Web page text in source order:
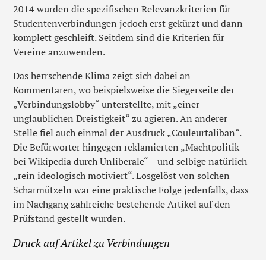
2014 wurden die spezifischen Relevanzkriterien für
Studentenverbindungen jedoch erst gekürzt und dann
komplett geschleift. Seitdem sind die Kriterien für
Vereine anzuwenden.
Das herrschende Klima zeigt sich dabei an
Kommentaren, wo beispielsweise die Siegerseite der
„Verbindungslobby“ unterstellte, mit „einer
unglaublichen Dreistigkeit“ zu agieren. An anderer
Stelle fiel auch einmal der Ausdruck „Couleurtaliban“.
Die Befürworter hingegen reklamierten „Machtpolitik
bei Wikipedia durch Unliberale“ – und selbige natürlich
„rein ideologisch motiviert“. Losgelöst von solchen
Scharmützeln war eine praktische Folge jedenfalls, dass
im Nachgang zahlreiche bestehende Artikel auf den
Prüfstand gestellt wurden.
Druck auf Artikel zu Verbindungen